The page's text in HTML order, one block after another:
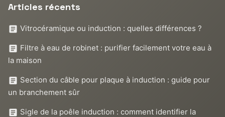
Articles récents
Vitrocéramique ou induction : quelles différences ?
Filtre à eau de robinet : purifier facilement votre eau à
la maison
Section du câble pour plaque à induction : guide pour
un branchement sûr
Sigle de la poêle induction : comment identifier la